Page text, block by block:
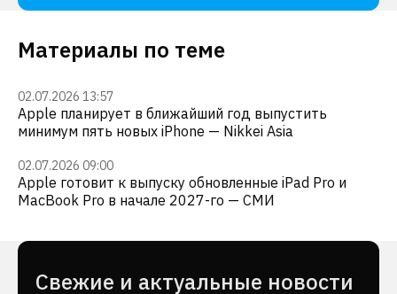
Материалы по теме
02.07.2026 13:57
Apple планирует в ближайший год выпустить
минимум пять новых iPhone — Nikkei Asia
02.07.2026 09:00
Apple готовит к выпуску обновленные iPad Pro и
MacBook Pro в начале 2027-го — СМИ
Cвежие и актуальные новости